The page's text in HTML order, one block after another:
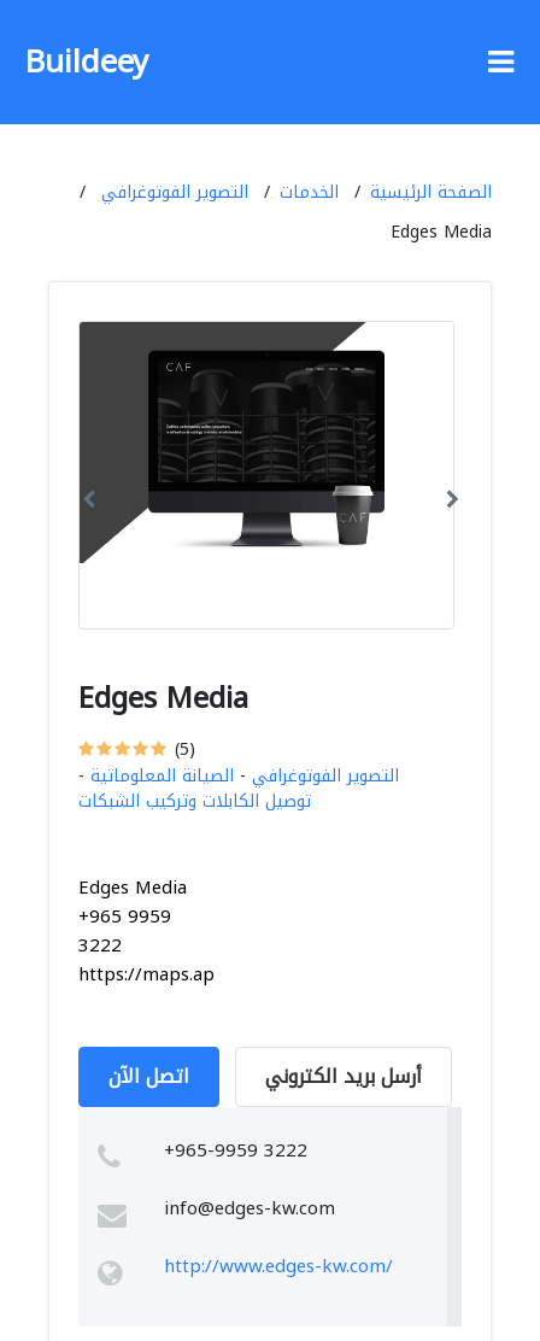
Buildeey
الصفحة الرئيسية الخدمات
التصوير الفوتوغرافي
Edges Media
Edges Media
(5)
التصوير الفوتوغرافي - الصيانة المعلوماتية -
توصيل الكابلات وتركيب الشبكات
Edges Media
+965 9959
3222
https://maps.app.goo.gl...
اتصل الآن أرسل بريد الكتروني
+965-9959 3222
info@edges-kw.com
http://www.edges-kw.com/